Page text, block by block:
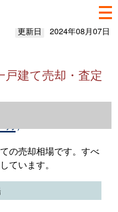
更新日 2024年08月07日
建て売却・査定
売却情報（2023年1
の売却相場です。すべ
ています。